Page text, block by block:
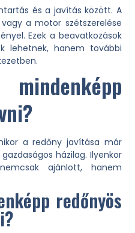
és a javítás között. A
a motor szétszerelése
Ezek a beavatkozások
lehetnek, hanem további
a redőny javítása már
házilag. Ilyenkor
ajánlott, hanem
redőnyös